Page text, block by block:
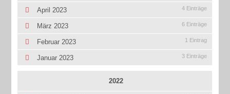
April 2023 4 Einträge
März 2023 6 Einträge
Februar 2023 1 Eintrag
Januar 2023 3 Einträge
2022